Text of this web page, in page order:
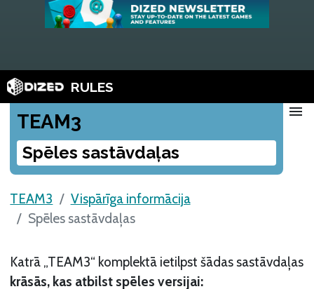
RULES
TEAM3
Spēles sastāvdaļas
menu
TEAM3
Vispārīga informācija
Spēles sastāvdaļas
Katrā „TEAM3“ komplektā ietilpst šādas sastāvdaļas
krāsās, kas atbilst spēles versijai: